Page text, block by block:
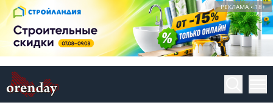
РЕКЛАМА • 18+